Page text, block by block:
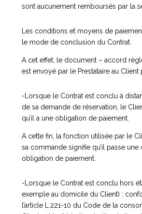
sont aucunement remboursés par la
Les conditions et moyens de
le mode de conclusion du Contrat.
A cet effet, le document – accord
est envoyé par le Prestataire au Client
-Lorsque le Contrat est conclu à
de sa demande de réservation, le
qu’il a une obligation de paiement.
A cette fin, la fonction utilisée par le
sa commande signifie qu’il passe
obligation de paiement.
-Lorsque le Contrat est conclu hors
exemple au domicile du Client) :
l’article L.221-10 du Code de la